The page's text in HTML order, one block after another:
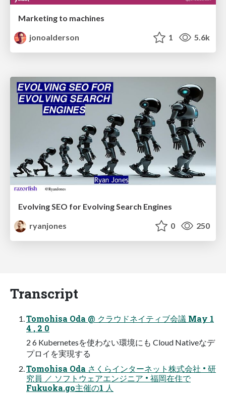
Marketing to machines
jonoalderson
1 5.6k
Evolving SEO for Evolving Search Engines
ryanjones
0 250
Transcript
Tomohisa Oda @ クラウドネイティブ会議 May 1
4 , 2 0
2 6 Kubernetesを使わない環境にも Cloud Nativeなデ
プロイを実現する
Tomohisa Oda さくらインターネット株式会社 • 研
究員 ／ ソフトウェアエンジニア • 福岡在住で
Fukuoka.go主催の1 人